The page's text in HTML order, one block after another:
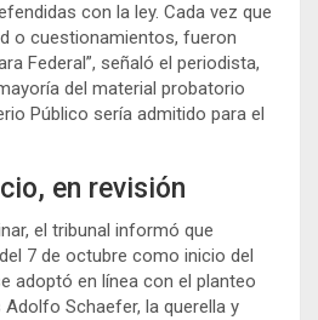
con la ley. Cada vez que
o cuestionamientos, fueron
Federal”, señaló el periodista,
del material probatorio
Público sería admitido para el
en revisión
el tribunal informó que
7 de octubre como inicio del
adoptó en línea con el planteo
Schaefer, la querella y